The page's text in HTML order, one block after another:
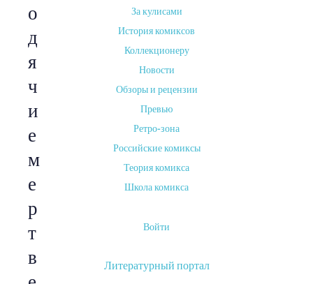
о
д
я
ч
и
е
м
е
р
т
в
За кулисами
История комиксов
Коллекционеру
Новости
Обзоры и рецензии
Превью
Ретро-зона
Российские комиксы
Теория комикса
Школа комикса
Войти
Литературный портал